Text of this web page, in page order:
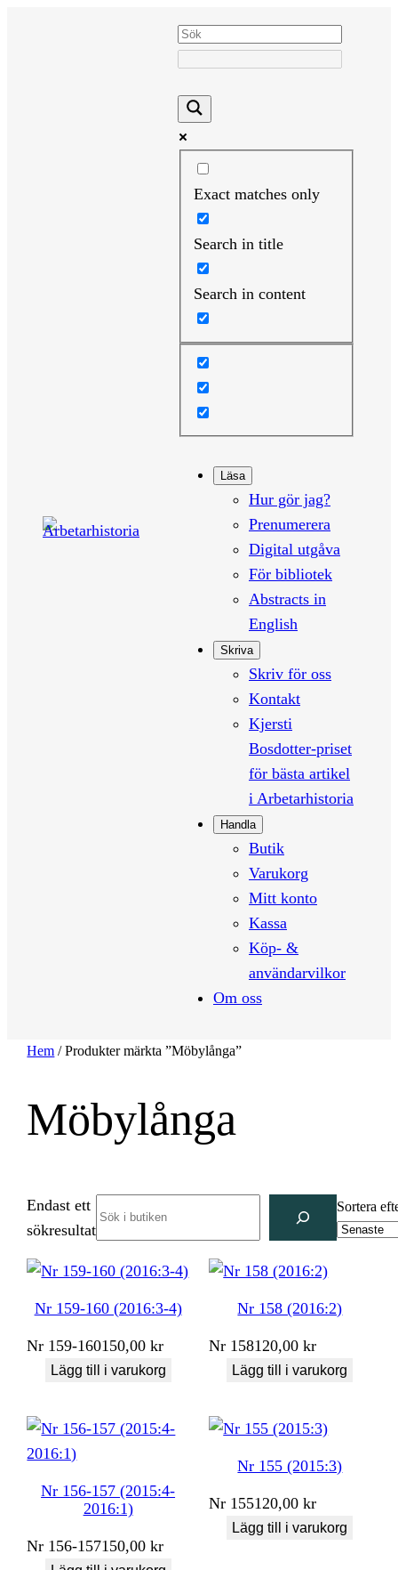
Exact matches only
Search in title
Search in content
Läsa
Hur gör jag?
Prenumerera
Digital utgåva
För bibliotek
Abstracts in
English
Skriva
Skriv för oss
Kontakt
Kjersti
Bosdotter-priset
för bästa artikel
i Arbetarhistoria
Handla
Butik
Varukorg
Mitt konto
Kassa
Köp- &
användarvilkor
Om oss
Hem / Produkter märkta ”Möbylånga”
Möbylånga
Endast ett
sökresultat
Sortera
Nr 159-160 (2016:3-4)
Nr 159-160150,00kr
Lägg till i varukorg
Nr 158 (2016:2)
Nr 158120,00kr
Lägg till i varukorg
Nr 156-157 (2015:4-
2016:1)
Nr 156-157150,00kr
Nr 155 (2015:3)
Nr 155120,00kr
Lägg till i varukorg